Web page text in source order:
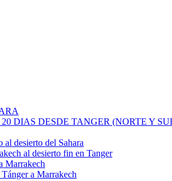
DIAS DESDE TANGER (NORTE Y
desierto del Sahara
al desierto fin en Tanger
Marrakech
a Marrakech